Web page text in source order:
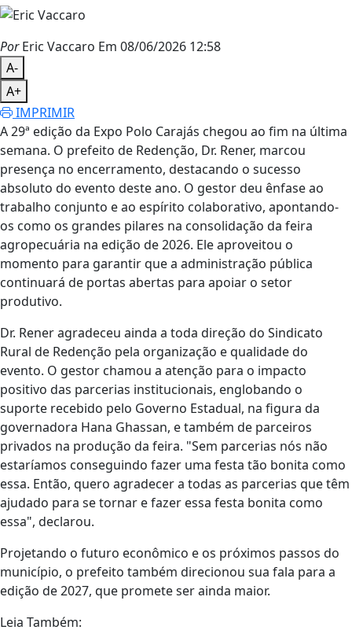
PorEric Vaccaro Em 08/06/2026 12:58
A-
A+
IMPRIMIR
A 29ª edição da Expo Polo Carajás chegou ao fim na última
semana. O prefeito de Redenção, Dr. Rener, marcou
presença no encerramento, destacando o sucesso
absoluto do evento deste ano. O gestor deu ênfase ao
trabalho conjunto e ao espírito colaborativo, apontando-
os como os grandes pilares na consolidação da feira
agropecuária na edição de 2026. Ele aproveitou o
momento para garantir que a administração pública
continuará de portas abertas para apoiar o setor
produtivo.
Dr. Rener agradeceu ainda a toda direção do Sindicato
Rural de Redenção pela organização e qualidade do
evento. O gestor chamou a atenção para o impacto
positivo das parcerias institucionais, englobando o
suporte recebido pelo Governo Estadual, na figura da
governadora Hana Ghassan, e também de parceiros
privados na produção da feira. "Sem parcerias nós não
estaríamos conseguindo fazer uma festa tão bonita como
essa. Então, quero agradecer a todas as parcerias que têm
ajudado para se tornar e fazer essa festa bonita como
essa", declarou.
Projetando o futuro econômico e os próximos passos do
município, o prefeito também direcionou sua fala para a
edição de 2027, que promete ser ainda maior.
Leia Também: